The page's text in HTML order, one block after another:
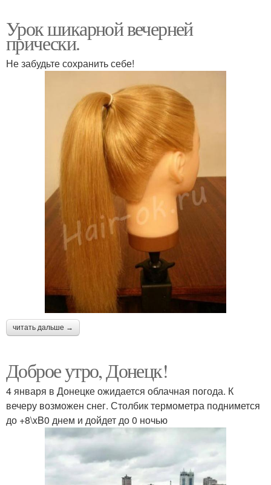
Урок шикарной вечерней
прически.
Не забудьте сохранить себе!
читать дальше →
Доброе утро, Донецк!
4 января в Донецке ожидается облачная погода. К
вечеру возможен снег. Столбик термометра поднимется
до +8\xB0 днем и дойдет до 0 ночью